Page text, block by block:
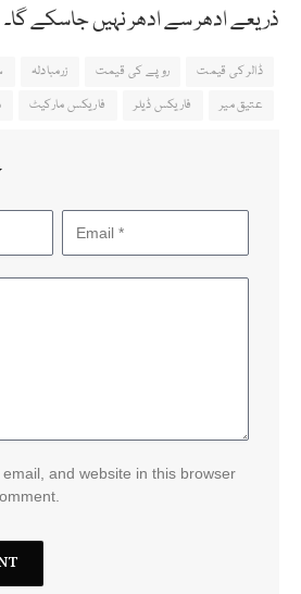
ذریعے ادھر سے ادھر نہیں جاسکے گا۔
ڈالر کی قیمت روپے کی قیمت زرمبادلہ
عتیق میر
فاریکس ڈیلر فاریکس مارکیٹ
and website in this browser